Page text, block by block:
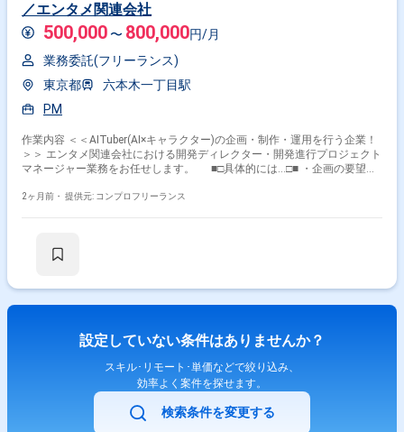
／エンタメ関連会社
500,000 〜 800,000円/月
業務委託(フリーランス)
東京都
六本木一丁目駅
PM
作業内容 ＜＜AITuber(AI×キャラクター)の企画・制作・運用を行う企業！
＞＞ エンタメ関連会社における開発ディレクター・開発進行プロジェクト
マネージャー業務をお任せします。 ■□具体的には…□■ ・企画の要望整
・進行／課題／スケジュールの管理 ・リリース前の確認観点整理 ＜こ
2ヶ月前・ 提供元: コンプロフリーランス
設定していない条件はありませんか？
スキル･リモート･単価などで絞り込み、
効率よく案件を探せます。
検索条件を変更する